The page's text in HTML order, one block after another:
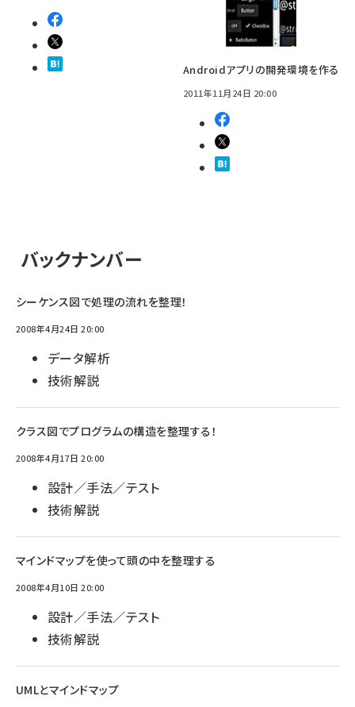
Androidアプリの開発環境を作る
2011年11月24日 20:00
バックナンバー
シーケンス図で処理の流れを整理！
2008年4月24日 20:00
データ解析
技術解説
クラス図でプログラムの構造を整理する！
2008年4月17日 20:00
設計／手法／テスト
技術解説
マインドマップを使って頭の中を整理する
2008年4月10日 20:00
設計／手法／テスト
技術解説
UMLとマインドマップ